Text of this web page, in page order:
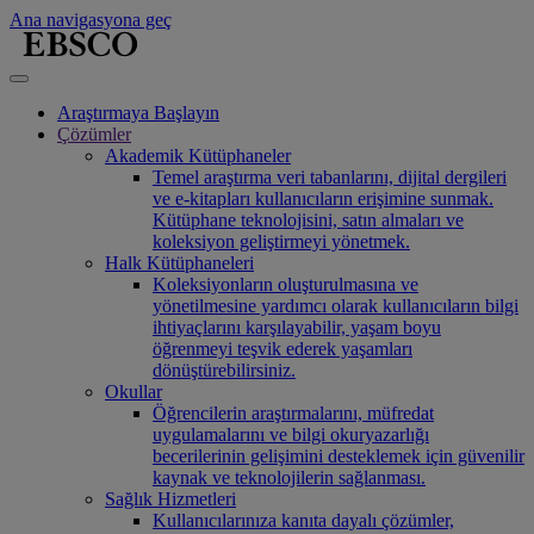
Ana navigasyona geç
Araştırmaya Başlayın
Çözümler
Akademik Kütüphaneler
Temel araştırma veri tabanlarını, dijital dergileri
ve e-kitapları kullanıcıların erişimine sunmak.
Kütüphane teknolojisini, satın almaları ve
koleksiyon geliştirmeyi yönetmek.
Halk Kütüphaneleri
Koleksiyonların oluşturulmasına ve
yönetilmesine yardımcı olarak kullanıcıların bilgi
ihtiyaçlarını karşılayabilir, yaşam boyu
öğrenmeyi teşvik ederek yaşamları
dönüştürebilirsiniz.
Okullar
Öğrencilerin araştırmalarını, müfredat
uygulamalarını ve bilgi okuryazarlığı
becerilerinin gelişimini desteklemek için güvenilir
kaynak ve teknolojilerin sağlanması.
Sağlık Hizmetleri
Kullanıcılarınıza kanıta dayalı çözümler,